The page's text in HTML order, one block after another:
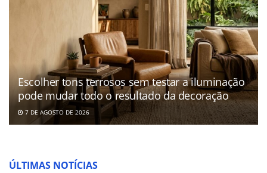
Escolher tons terrosos sem testar a iluminação
pode mudar todo o resultado da decoração
7 DE AGOSTO DE 2026
ÚLTIMAS NOTÍCIAS